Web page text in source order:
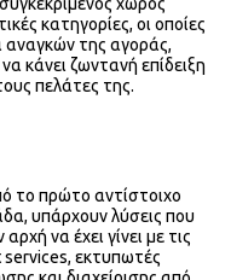
κατηγορίες, οι οποίες
αναγκών της αγοράς,
κάνει ζωντανή επίδειξη
πελάτες της.
το πρώτο αντίστοιχο
υπάρχουν λύσεις που
να έχει γίνει με τις
services, εκτυπωτές